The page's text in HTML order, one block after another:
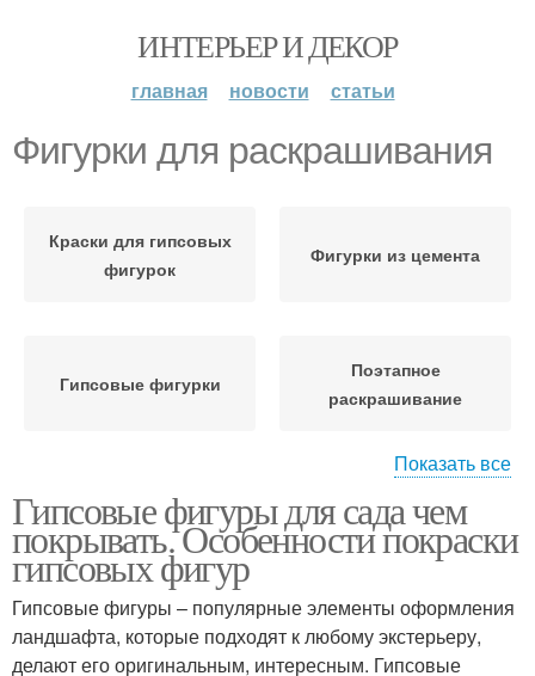
ИНТЕРЬЕР И ДЕКОР
главная новости статьи
Фигурки для раскрашивания
Краски для гипсовых
фигурок
Фигурки из цемента
Гипсовые фигурки
Поэтапное
раскрашивание
Гипсовая фигурка Фигурки по мотивам
Показать все
Гипсовые фигуры для сада чем
покрывать. Особенности покраски
гипсовых фигур
Гипсовые фигуры – популярные элементы оформления
ландшафта, которые подходят к любому экстерьеру,
делают его оригинальным, интересным. Гипсовые